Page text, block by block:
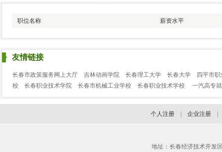
职位名称 薪资水平
友情链接
长春市政策服务网上大厅 吉林动画学院 长春理工大学 长春大学
四平市
校
长春职业技术学院 长春市机械工业学校 长春职业技术学校 一汽高专
个人注册 企业注册
地址：长春经济技术开发